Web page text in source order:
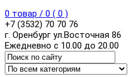
0 товар / 0 ( 0 )
+7 (3532) 70 70 76
г. Оренбург ул.Восточная 86
Ежедневно с 10.00 до 20.00